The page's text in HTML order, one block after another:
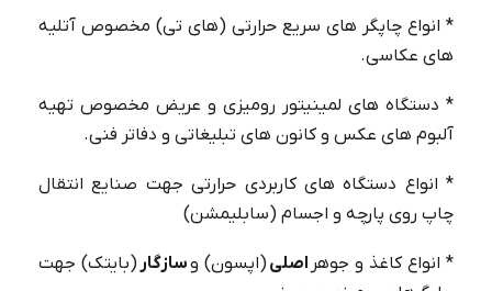
* انواع چاپگر های سریع حرارتی (های تی) مخصوص آتلیه
های عکاسی.
* دستگاه های لمینیتور رومیزی و عریض مخصوص تهیه
آلبوم های عکس و کانون های تبلیغاتی و دفاتر فنی.
* انواع دستگاه های کاربردی حرارتی جهت صنایع انتقال
چاپ روی پارچه و اجسام (سابلیمشن)
* انواع کاغذ و جوهر اصلی(اپسون) وسازگار (بایتک) جهت